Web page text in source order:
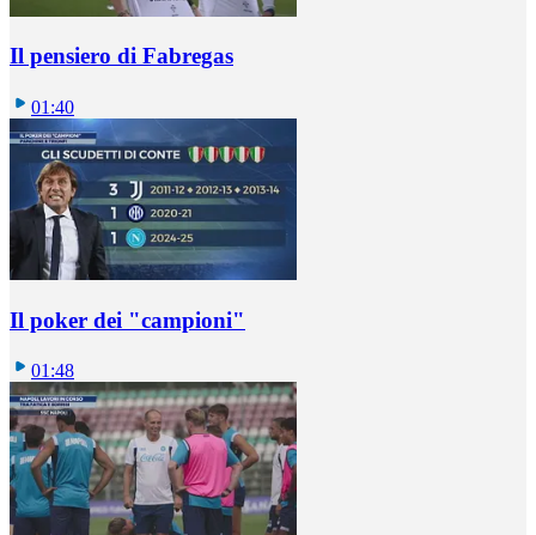
Il pensiero di Fabregas
01:40
Il poker dei "campioni"
01:48